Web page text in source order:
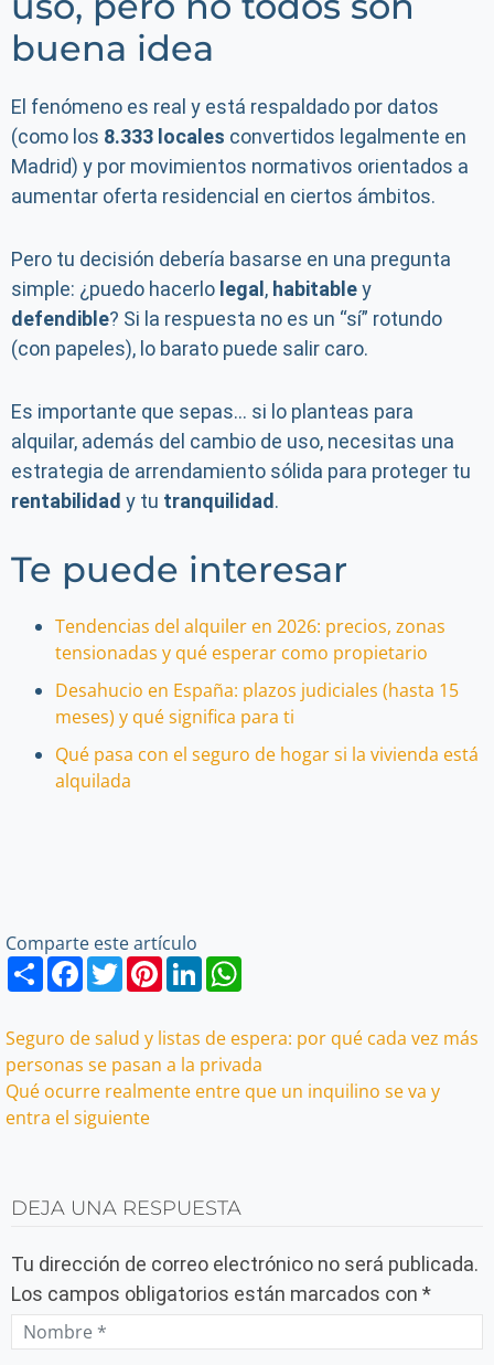
buena idea
El fenómeno es real y está respaldado por datos
(como los 8.333 locales convertidos legalmente en
Madrid) y por movimientos normativos orientados a
aumentar oferta residencial en ciertos ámbitos.
Pero tu decisión debería basarse en una pregunta
simple: ¿puedo hacerlo legal , habitabley
defendible? Si la respuesta no es un “sí” rotundo
(con papeles), lo barato puede salir caro.
Es importante que sepas… si lo planteas para
alquilar, además del cambio de uso, necesitas una
estrategia de arrendamiento sólida para proteger tu
rentabilidad y tu tranquilidad .
Te puede interesar
Tendencias del alquiler en 2026: precios, zonas
tensionadas y qué esperar como propietario
Desahucio en España: plazos judiciales (hasta 15
meses) y qué significa para ti
Qué pasa con el seguro de hogar si la vivienda está
alquilada
Comparte este artículo
ShareFacebook
TwitterPinterest
LinkedIn
Navegación
de
entradas
Seguro de salud y listas de espera: por qué cada vez más
personas se pasan a la privada
Qué ocurre realmente entre que un inquilino se va y
entra el siguiente
DEJA UNA RESPUESTA
Tu dirección de correo electrónico no será publicada.
Los campos obligatorios están marcados con *